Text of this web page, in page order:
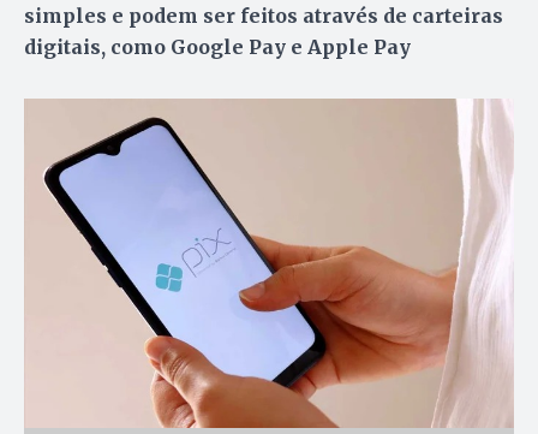
simples e podem ser feitos através de carteiras
digitais, como Google Pay e Apple Pay